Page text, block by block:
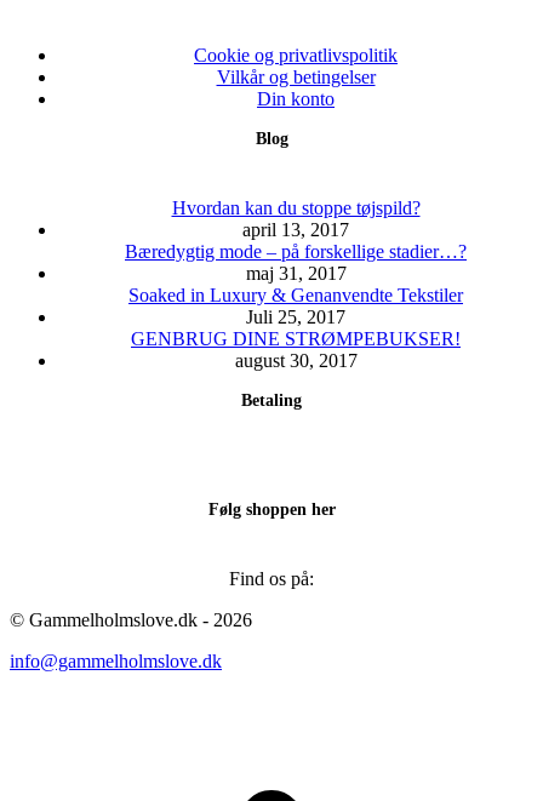
MulighederneCookie og privatlivspolitik
Vilkår og betingelser
Din konto
Blog
Hvordan kan du stoppe tøjspild?
april 13, 2017
Bæredygtig mode – på forskellige stadier…?
maj 31, 2017
Soaked in Luxury & Genanvendte Tekstiler
Juli 25, 2017
GENBRUG DINE STRØMPEBUKSER!
august 30, 2017
Betaling
Følg shoppen her
Find os på:
© Gammelholmslove.dk - 2026
info@gammelholmslove.dk